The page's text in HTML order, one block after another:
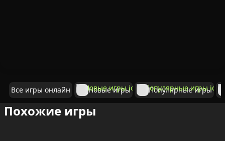
Все игры онлайн Новые игры Популярные игры
Похожие игры